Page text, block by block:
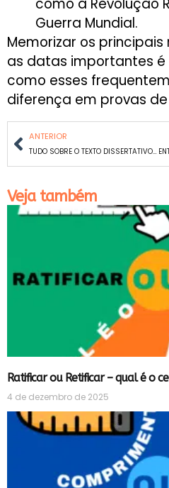
Guerra Mundial.
Memorizar os
as datas importantes é
como esses
diferença em provas
ANTERIOR
TUDO SOBRE O TEXTO DISSERTATIVO-EXPOSITIVO
Veja também
Ratificar ou Retificar – qual é o
4 de dezembro de 2025